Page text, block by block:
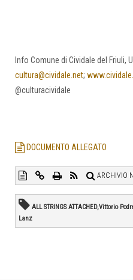
Info Comune di Cividale del Friuli,
cultura@cividale.net;
@culturacividale
DOCUMENTO ALLEGATO
ARCHIVIO
ALL STRINGS ATTACHED,Vittorio
Lanz